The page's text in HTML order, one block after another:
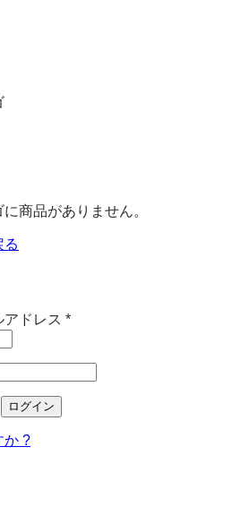
商品がありません。
る
ドレス *必
ログイン
か ?